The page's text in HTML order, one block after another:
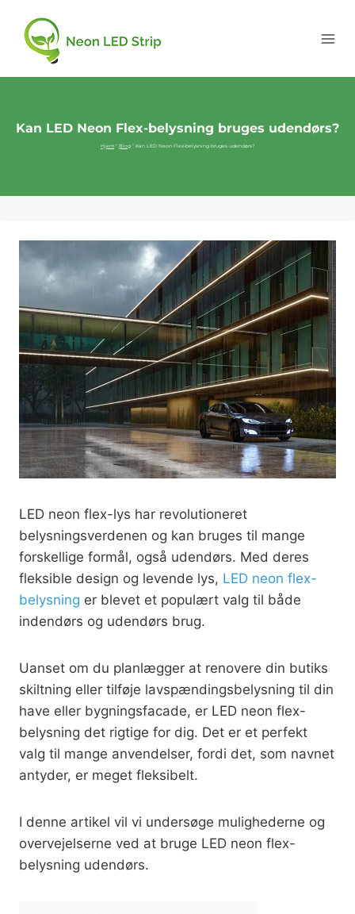
Kan LED Neon Flex-belysning bruges udendørs?
Hjem " Blog " Kan LED Neon Flex-belysning bruges udendørs?
LED neon flex-lys har revolutioneret
belysningsverdenen og kan bruges til mange
forskellige formål, også udendørs. Med deres
fleksible design og levende lys, LED neon flex-
belysning er blevet et populært valg til både
indendørs og udendørs brug.
Uanset om du planlægger at renovere din butiks
skiltning eller tilføje lavspændingsbelysning til din
have eller bygningsfacade, er LED neon flex-
belysning det rigtige for dig. Det er et perfekt
valg til mange anvendelser, fordi det, som navnet
antyder, er meget fleksibelt.
I denne artikel vil vi undersøge mulighederne og
overvejelserne ved at bruge LED neon flex-
belysning udendørs.